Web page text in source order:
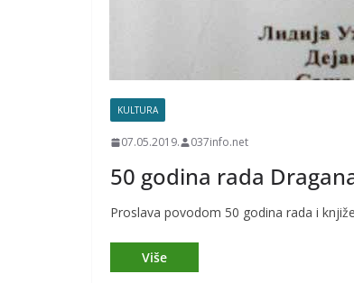
KULTURA
07.05.2019. 037info.net
50 godina rada
Proslava povodom 50 godina rada i